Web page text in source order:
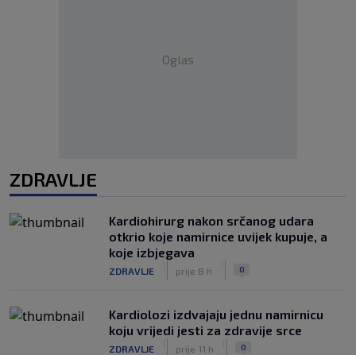
Oglas
ZDRAVLJE
Kardiohirurg nakon srčanog udara
otkrio koje namirnice uvijek kupuje, a
koje izbjegava
ZDRAVLJE prije 8 h 0
Kardiolozi izdvajaju jednu namirnicu
koju vrijedi jesti za zdravije srce
ZDRAVLJE prije 11 h 0